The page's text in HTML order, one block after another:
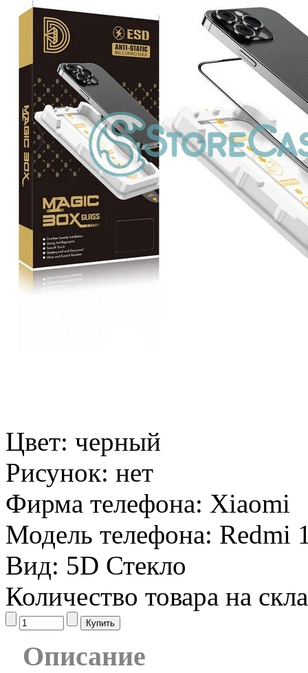
Цвет: черный
Рисунок: нет
Фирма телефона: Xiaomi
Модель телефона: Redmi
Вид: 5D Стекло
Количество товара на
Описание